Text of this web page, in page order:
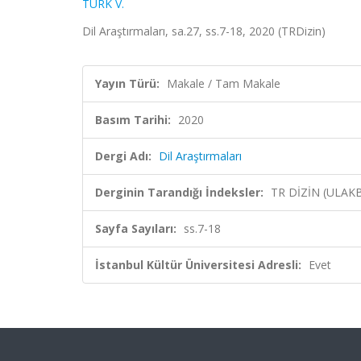
TÜRK V.
Dil Araştırmaları, sa.27, ss.7-18, 2020 (TRDizin)
Yayın Türü: Makale / Tam Makale
Basım Tarihi: 2020
Dergi Adı: Dil Araştırmaları
Derginin Tarandığı İndeksler: TR DİZİN
Sayfa Sayıları: ss.7-18
İstanbul Kültür Üniversitesi Adresli: Evet